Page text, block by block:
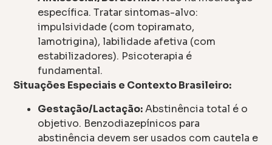
específica. Tratar sintomas-alvo:
impulsividade (com topiramato,
lamotrigina), labilidade afetiva (com
estabilizadores). Psicoterapia é
fundamental.
Situações Especiais e Contexto Brasileiro:
Gestação/Lactação:Abstinência total é o
objetivo. Benzodiazepínicos para
abstinência devem ser usados com cautela e